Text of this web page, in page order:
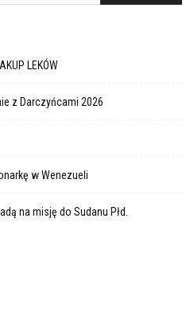
LEKÓW
z Darczyńcami 2026
w Wenezueli
na misję do Sudanu Płd.